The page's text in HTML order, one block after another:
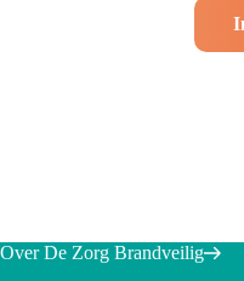
Over De Zorg Brandveilig